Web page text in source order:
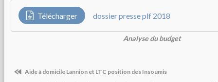
Télécharger dossier presse plf 2018
Analyse du budget
Aide à domicile Lannion et LTC position des Insoumis